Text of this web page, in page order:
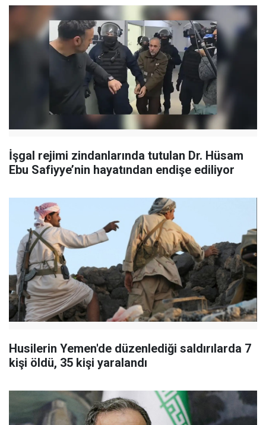
İşgal rejimi zindanlarında tutulan Dr. Hüsam
Ebu Safiyye’nin hayatından endişe ediliyor
Husilerin Yemen'de düzenlediği saldırılarda 7
kişi öldü, 35 kişi yaralandı